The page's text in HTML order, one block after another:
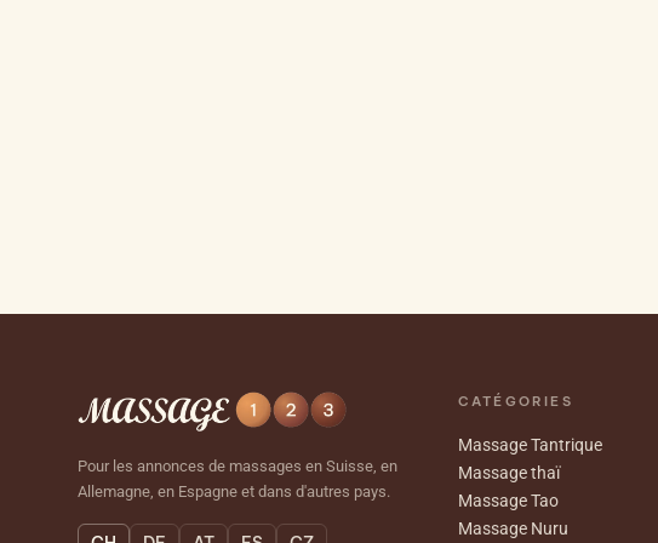
Pour les annonces de massages en Suisse, en
Allemagne, en Espagne et dans d'autres pays.
CATÉGORIES
Massage Tantrique
Massage thaï
Massage Tao
Massage Nuru